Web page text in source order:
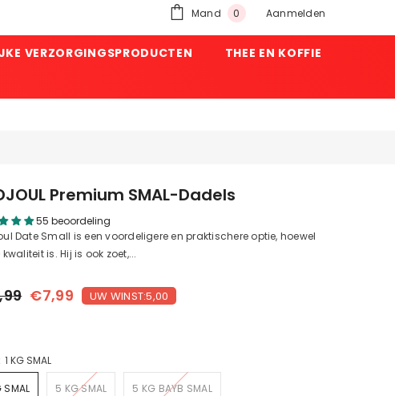
Mand 0 0
Aanmelden
VERZORGINGSPRODUCTEN
THEE EN KOFFIE
Premium SMAL-Dadels
55 beoordeling
Date Small is een voordeligere en praktischere optie, hoewel
kwaliteit is. Hij is ook zoet,...
€7,99 UW WINST:5,00
1 KG SMAL
SMAL 5 KG SMAL 5 KG BAYB SMAL